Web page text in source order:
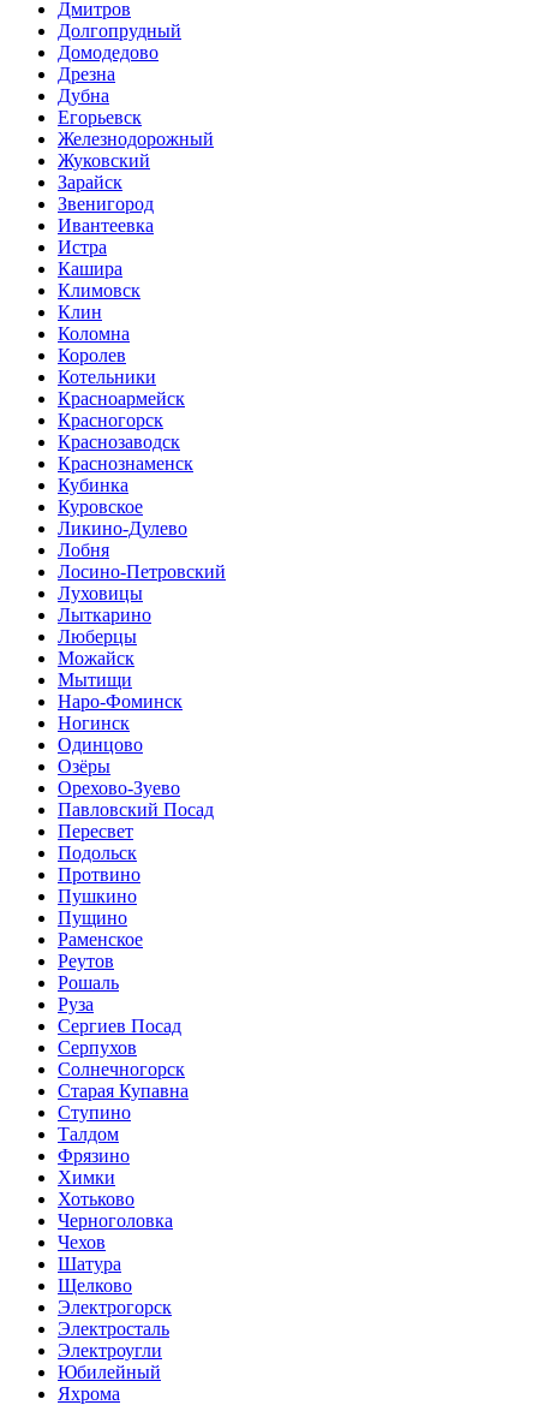
Дмитров
Долгопрудный
Домодедово
Дрезна
Дубна
Егорьевск
Железнодорожный
Жуковский
Зарайск
Звенигород
Ивантеевка
Истра
Кашира
Климовск
Клин
Коломна
Королев
Котельники
Красноармейск
Красногорск
Краснозаводск
Краснознаменск
Кубинка
Куровское
Ликино-Дулево
Лобня
Лосино-Петровский
Луховицы
Лыткарино
Люберцы
Можайск
Мытищи
Наро-Фоминск
Ногинск
Одинцово
Озёры
Орехово-Зуево
Павловский Посад
Пересвет
Подольск
Протвино
Пушкино
Пущино
Раменское
Реутов
Рошаль
Руза
Сергиев Посад
Серпухов
Солнечногорск
Старая Купавна
Ступино
Талдом
Фрязино
Химки
Хотьково
Черноголовка
Чехов
Шатура
Щелково
Электрогорск
Электросталь
Электроугли
Юбилейный
Яхрома